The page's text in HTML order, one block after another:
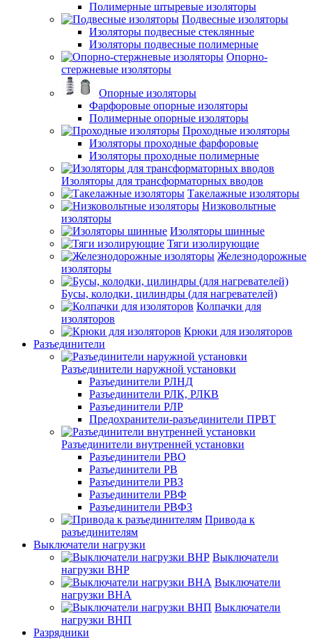
Полимерные штыревые изоляторы
Подвесные изоляторы
Изоляторы подвесные стеклянные
Изоляторы подвесные полимерные
Опорно-
стержневые изоляторы
Опорные изоляторы
Фарфоровые опорные изоляторы
Полимерные опорные изоляторы
Проходные изоляторы
Изоляторы проходные фарфоровые
Изоляторы проходные полимерные
Изоляторы для трансформаторных вводов
Такелажные изоляторы
Низковольтные
изоляторы
Изоляторы шинные
Тяги изолирующие
Железнодорожные
изоляторы
Бусы, колодки, цилиндры (для нагревателей)
Колпачки для
изоляторов
Крюки для изоляторов
Разъединители
Разъединители наружной установки
Разъединители РЛНД
Разъединители РЛК, РЛКВ
Разъединители РЛР
Предохранители-разъединители ПРВТ
Разъединители внутренней установки
Разъединители РВО
Разъединители РВ
Разъединители РВЗ
Разъединители РВФ
Разъединители РВФЗ
Привода к
разъединителям
Выключатели нагрузки
Выключатели
нагрузки ВНР
Выключатели
нагрузки ВНА
Выключатели
нагрузки ВНП
Разрядники